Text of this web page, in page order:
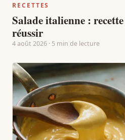
RECETTES
Salade italienne :
réussir
4 août 2026 · 5 min de lecture